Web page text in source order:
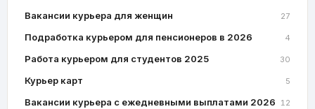
Вакансии курьера для женщин 27
Подработка курьером для пенсионеров в 2026 4
Работа курьером для студентов 2025 30
Курьер карт 5
Вакансии курьера с ежедневными выплатами 2026 12